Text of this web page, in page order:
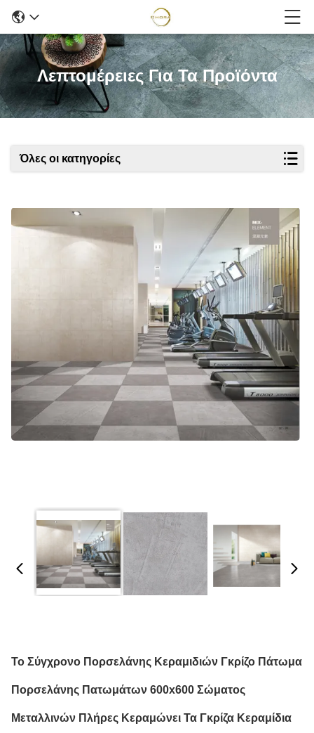
Λεπτομέρειες Για Τα Προϊόντα
Όλες οι κατηγορίες
Το Σύγχρονο Πορσελάνης Κεραμιδιών Γκρίζο Πάτωμα
Πορσελάνης Πατωμάτων 600x600 Σώματος
Μεταλλινών Πλήρες Κεραμώνει Τα Γκρίζα Κεραμίδια